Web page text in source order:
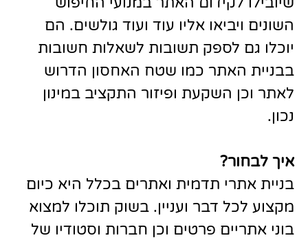
השונים ויביאו אליו עוד ועוד גולשים. הם
יוכלו גם לספק תשובות לשאלות חשובות
בבניית האתר כמו שטח האחסון הדרוש
לאתר וכן השקעת ופיזור התקציב במינון
נכון.
איך לבחור?
בניית אתרי תדמית ואתרים בכלל היא כיום
מקצוע לכל דבר ועניין. בשוק תוכלו למצוא
בוני אתריים פרטים וכן חברות וסטודיו של